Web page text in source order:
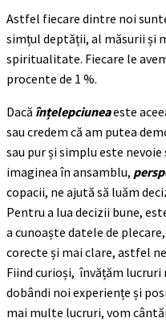
Astfel fiecare dintre noi
simțul deptății, al măsurii și
spiritualitate. Fiecare le
procente de 1 %.
Dacă înțelepciuneaeste
sau credem că am putea
sau pur și simplu este
imaginea în ansamblu,
copacii, ne ajută să luăm
Pentru a lua decizii bune,
a cunoaște datele de
corecte și mai clare, astfel
Fiind curioși, învățăm lucruri
dobândi noi experiențe și
mai multe lucruri, vom